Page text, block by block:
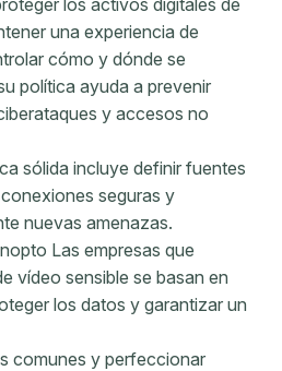
una experiencia de
cómo y dónde se
política ayuda a prevenir
y accesos no
sólida incluye definir fuentes
seguras y
nuevas amenazas.
Las empresas que
vídeo sensible se basan en
los datos y garantizar un
comunes y perfeccionar